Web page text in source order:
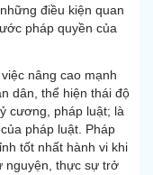
điều kiện quan
pháp quyền của
nâng cao mạnh
dân, thể hiện thái độ
cương, pháp luật; là
pháp luật. Pháp
tốt nhất hành vi khi
nguyện, thực sự trở